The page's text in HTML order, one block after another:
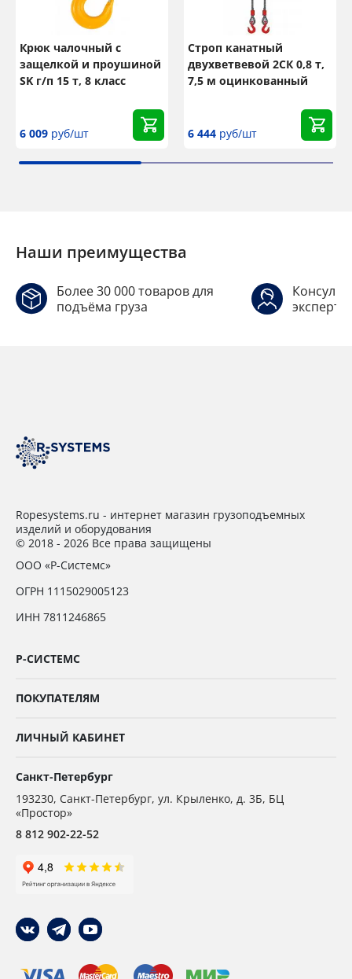
Крюк чалочный с
защелкой и проушиной
SK г/п 15 т, 8 класс
6 009 руб/шт
Строп канатный
двухветвевой 2СК 0,8 т,
7,5 м оцинкованный
6 444 руб/шт
Наши преимущества
Более 30 000 товаров для
подъёма груза
Ropesystems.ru - интернет магазин грузоподъемных
изделий и оборудования
© 2018 - 2026 Все права защищены
ООО «Р-Системс»
ОГРН 1115029005123
ИНН 7811246865
Р-СИСТЕМС
ПОКУПАТЕЛЯМ
ЛИЧНЫЙ КАБИНЕТ
Санкт-Петербург
193230, Санкт-Петербург, ул. Крыленко, д. 3Б, БЦ
«Простор»
8 812 902-22-52